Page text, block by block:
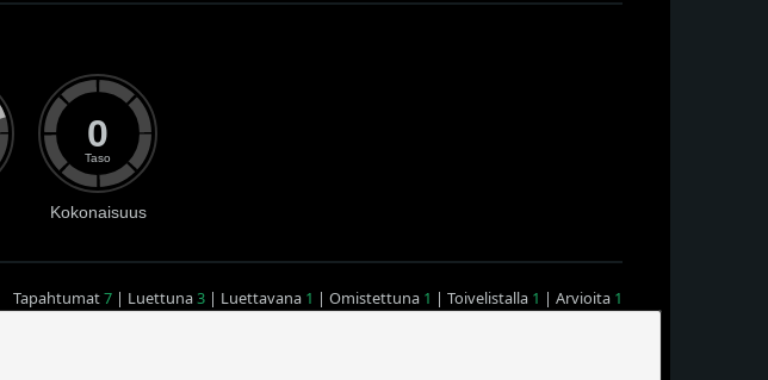
0
Taso
Kokonaisuus
Tapahtumat7 | Luettuna3 | Luettavana 1 | Omistettuna 1 | Toivelistalla 1 | Arvioita 1